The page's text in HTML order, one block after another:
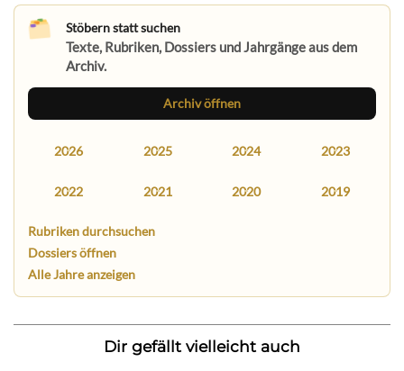
Stöbern statt suchen
Texte, Rubriken, Dossiers und Jahrgänge aus dem
Archiv.
Archiv öffnen
2026 2025 2024 2023
2022 2021 2020 2019
Rubriken durchsuchen
Dossiers öffnen
Alle Jahre anzeigen
Dir gefällt vielleicht auch